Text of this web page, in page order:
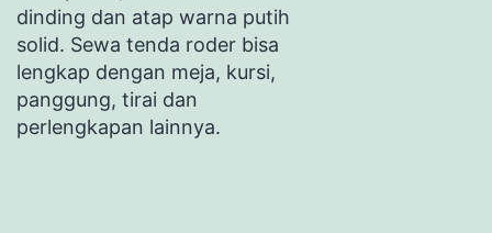
dinding dan atap warna putih
solid. Sewa tenda roder bisa
lengkap dengan meja, kursi,
panggung, tirai dan
perlengkapan lainnya.